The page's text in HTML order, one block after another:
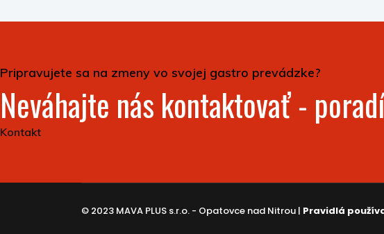
Pripravujete sa na zmeny vo svojej gastro prevádzke?
Neváhajte nás kontaktovať -
Kontakt
© 2023 MAVA PLUS s.r.o. - Opatovce nad Nitrou | Pravidlá